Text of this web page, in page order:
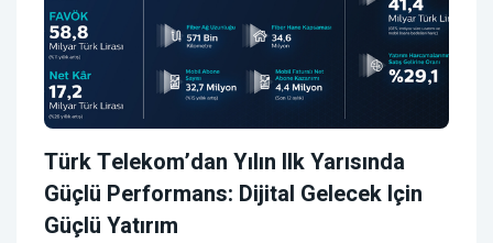
Türk Telekom’dan Yılın Ilk Yarısında
Güçlü Performans: Dijital Gelecek Için
Güçlü Yatırım